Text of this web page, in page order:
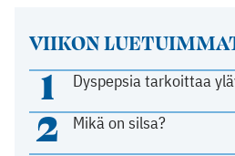
VIIKON
1 Dyspepsia tarkoittaa
2 Mikä on silsa?